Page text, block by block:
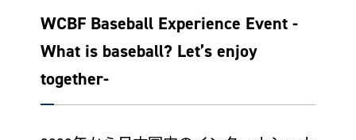
WCBF Baseball Experience Event -
What is baseball? Let’s enjoy
together-